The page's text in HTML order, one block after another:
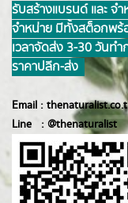
รับสร้างแบรนด์ และ
จำหน่าย มีทั้งสต็อกพร้
เวลาจัดส่ง 3-30 วันท
ราคาปลีก-ส่ง
Email :
Line : @thenaturalist